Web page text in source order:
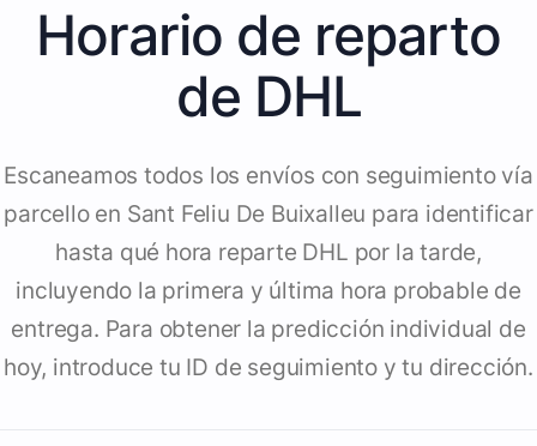
Horario de reparto
de DHL
Escaneamos todos los envíos con seguimiento vía
parcello en Sant Feliu De Buixalleu para identificar
hasta qué hora reparte DHL por la tarde,
incluyendo la primera y última hora probable de
entrega. Para obtener la predicción individual de
hoy, introduce tu ID de seguimiento y tu dirección.